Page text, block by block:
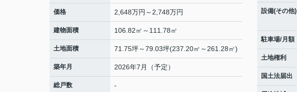
価格 2,648万円～2,748万円
建物面積 106.82㎡～111.78㎡
土地面積 71.75坪～79.03坪(237.20㎡～261.28㎡)
築年月 2026年7月（予定）
総戸数 -
設備(その他)
駐車場/月額
土地権利
国土法届出